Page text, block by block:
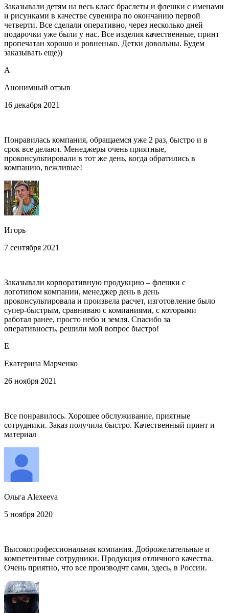
Заказывали детям на весь класс браслеты и флешки с именами
и рисунками в качестве сувенира по окончанию первой
четверти. Все сделали оперативно, через несколько дней
подарочки уже были у нас. Все изделия качественные, принт
пропечатан хорошо и ровненько. Детки довольны. Будем
заказывать еще))
A
Анонимный отзыв
16 декабря 2021
Понравилась компания, обращаемся уже 2 раз, быстро и в
срок все делают. Менеджеры очень приятные,
проконсультировали в тот же день, когда обратились в
компанию, вежливые!
Игорь
7 сентября 2021
Заказывали корпоративную продукцию – флешки с
логотипом компании, менеджер день в день
проконсультировала и произвела расчет, изготовление было
супер-быстрым, сравниваю с компаниями, с которыми
работал ранее, просто небо и земля. Спасибо за
оперативность, решили мой вопрос быстро!
Е
Екатерина Марченко
26 ноября 2021
Все понравилось. Хорошее обслуживание, приятные
сотрудники. Заказ получила быстро. Качественный принт и
материал
Ольга Alexeeva
5 ноября 2020
Высокопрофессиональная компания. Доброжелательные и
компетентные сотрудники. Продукция отличного качества.
Очень приятно, что все производчт сами, здесь, в России.